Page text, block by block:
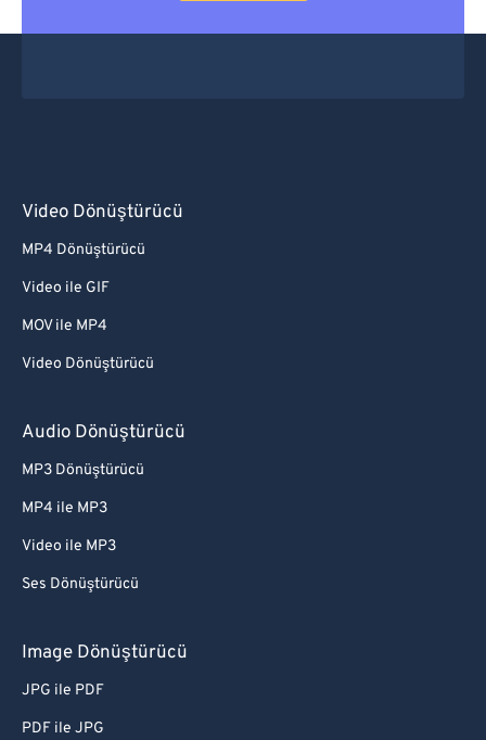
Video Dönüştürücü
MP4 Dönüştürücü
Video ile GIF
MOV ile MP4
Video Dönüştürücü
Audio Dönüştürücü
MP3 Dönüştürücü
MP4 ile MP3
Video ile MP3
Ses Dönüştürücü
Image Dönüştürücü
JPG ile PDF
PDF ile JPG